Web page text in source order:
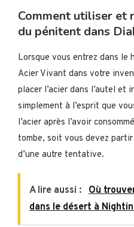
Comment utiliser
du pénitent dans
Lorsque vous entrez dans le
Acier Vivant dans votre
placer l’acier dans l’autel et
simplement à l’esprit que
l’acier après l’avoir
tombe, soit vous devez
d’une autre tentative.
A lire aussi :
Où
dans le désert à